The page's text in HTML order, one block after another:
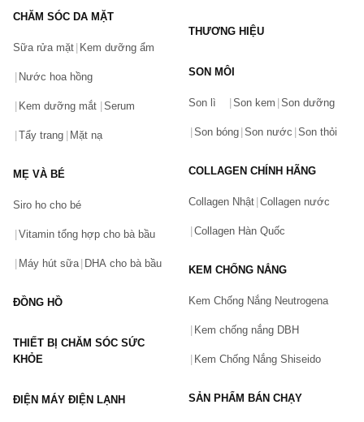
Bạn gặp vấn đề về sản phẩm hay mua hàng?
Hãy báo lỗi cho chúng tôi. Hoặc gọi cho chúng tôi qua số
Vấn đề(*)
CHĂM SÓC DA MẶT
Sữa rửa mặt Kem dưỡng ẩm
Nước hoa hồng
Kem dưỡng mắt Serum
Tẩy trang Mặt nạ
MẸ VÀ BÉ
Siro ho cho bé
Vitamin tổng hợp cho bà bầu
Máy hút sữa DHA cho bà bầu
ĐỒNG HỒ
THIẾT BỊ CHĂM SÓC SỨC
KHỎE
ĐIỆN MÁY ĐIỆN LẠNH
THƯƠNG HIỆU
SON MÔI
Son lì Son kem Son dưỡng
Son bóng Son nước Son thỏi
COLLAGEN CHÍNH HÃNG
Collagen Nhật Collagen nước
Collagen Hàn Quốc
KEM CHỐNG NẮNG
Kem Chống Nắng Neutrogena
Kem chống nắng DBH
Kem Chống Nắng Shiseido
SẢN PHẨM BÁN CHẠY